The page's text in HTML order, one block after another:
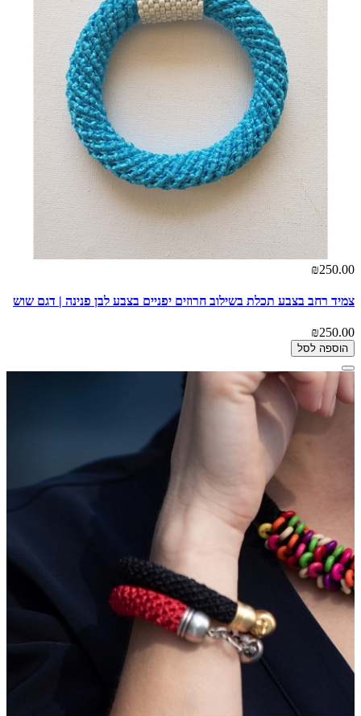
₪250.00
צמיד רחב בצבע תכלת בשילוב חרוזים יפניים בצבע לבן פנינה | דגם שוש
₪250.00
הוספה לסל